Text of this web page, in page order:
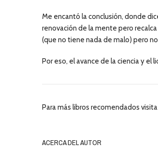
Me encantó la conclusión, donde
renovación de la mente pero
(que no tiene nada de malo) pero
Por eso, el avance de la ciencia y el
Para más libros recomendados
ACERCA DEL AUTOR